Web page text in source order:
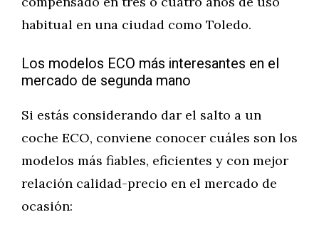
habitual en una ciudad como Toledo.
Los modelos ECO más interesantes en el
mercado de segunda mano
Si estás considerando dar el salto a un
coche ECO, conviene conocer cuáles son los
modelos más fiables, eficientes y con mejor
relación calidad-precio en el mercado de
ocasión: